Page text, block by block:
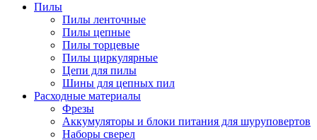
Пилы
Пилы ленточные
Пилы цепные
Пилы торцевые
Пилы циркулярные
Цепи для пилы
Шины для цепных пил
Расходные материалы
Фрезы
Аккумуляторы и блоки питания для шуруповертов
Наборы сверел